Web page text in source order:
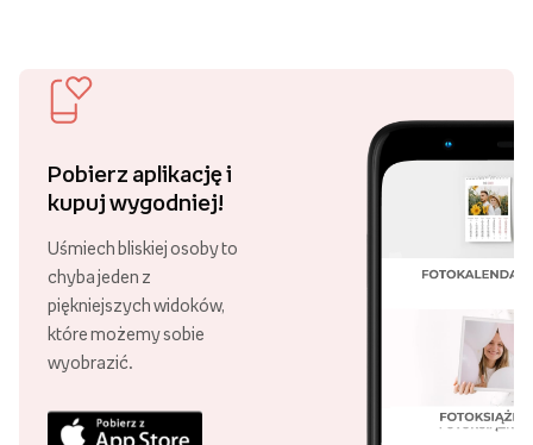
Pobierz aplikację i
kupuj wygodniej!
Uśmiech bliskiej osoby to
chyba jeden z
piękniejszych widoków,
które możemy sobie
wyobrazić.